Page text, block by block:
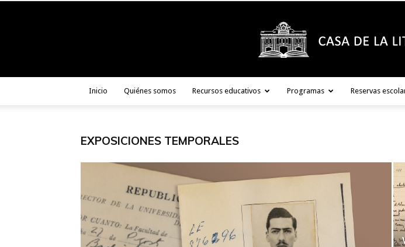
Inicio Quiénes somos Recursos educativos Programas Reservas
EXPOSICIONES TEMPORALES